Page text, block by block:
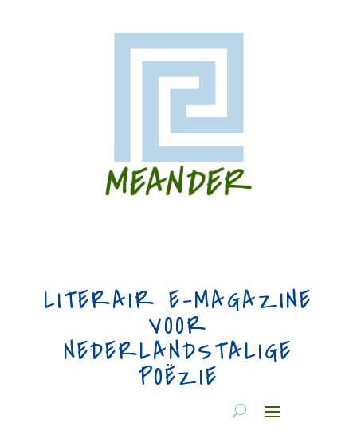
LITERAIR E-MAGAZINE
VOOR
NEDERLANDSTALIGE
POËZIE